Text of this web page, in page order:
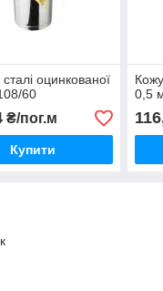
сталі оцинкованої
60
₴/пог.м
Купити
0,5